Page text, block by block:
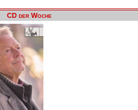
CD der Woche